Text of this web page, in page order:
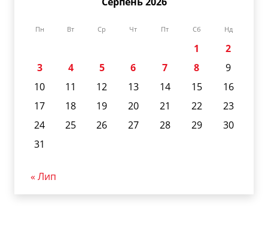
Пн Вт Ср Чт Пт Сб Нд
1
2
3
4 5 6 7 8
9
10
11 12 13 14 15
16
17
18 19 20 21 22
23
24
25 26 27 28 29
30
31
« Лип